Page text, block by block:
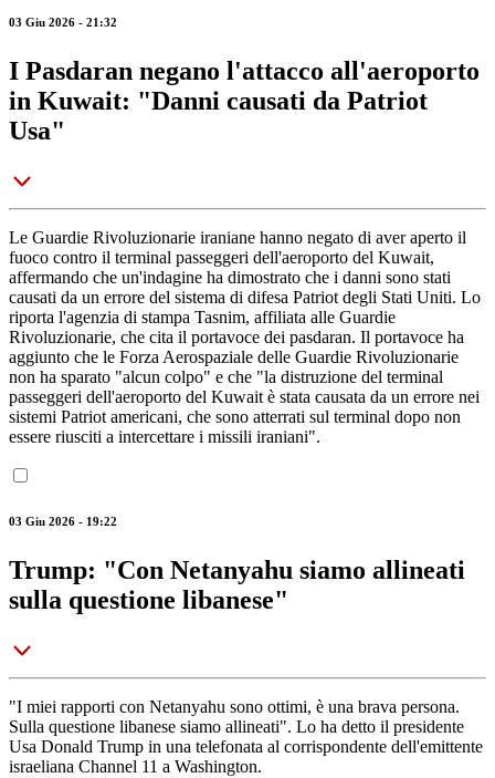
03 Giu 2026 - 21:32
I Pasdaran negano l'attacco all'aeroporto
in Kuwait: "Danni causati da Patriot
Usa"
Le Guardie Rivoluzionarie iraniane hanno negato di aver aperto il
fuoco contro il terminal passeggeri dell'aeroporto del Kuwait,
affermando che un'indagine ha dimostrato che i danni sono stati
causati da un errore del sistema di difesa Patriot degli Stati Uniti. Lo
riporta l'agenzia di stampa Tasnim, affiliata alle Guardie
Rivoluzionarie, che cita il portavoce dei pasdaran. Il portavoce ha
aggiunto che le Forza Aerospaziale delle Guardie Rivoluzionarie
non ha sparato "alcun colpo" e che "la distruzione del terminal
passeggeri dell'aeroporto del Kuwait è stata causata da un errore nei
sistemi Patriot americani, che sono atterrati sul terminal dopo non
essere riusciti a intercettare i missili iraniani".
03 Giu 2026 - 19:22
Trump: "Con Netanyahu siamo allineati
sulla questione libanese"
"I miei rapporti con Netanyahu sono ottimi, è una brava persona.
Sulla questione libanese siamo allineati". Lo ha detto il presidente
Usa Donald Trump in una telefonata al corrispondente dell'emittente
israeliana Channel 11 a Washington.